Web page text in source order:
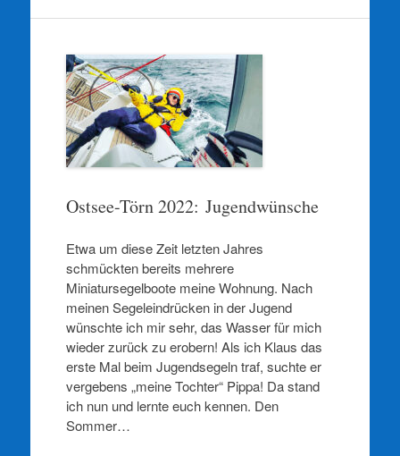
Ostsee-Törn 2022: Jugendwünsche
Etwa um diese Zeit letzten Jahres
schmückten bereits mehrere
Miniatursegelboote meine Wohnung. Nach
meinen Segeleindrücken in der Jugend
wünschte ich mir sehr, das Wasser für mich
wieder zurück zu erobern! Als ich Klaus das
erste Mal beim Jugendsegeln traf, suchte er
vergebens „meine Tochter“ Pippa! Da stand
ich nun und lernte euch kennen. Den
Sommer…